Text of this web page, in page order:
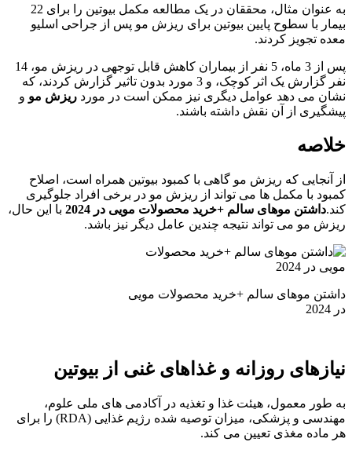
به عنوان مثال، محققان در یک مطالعه مکمل بیوتین را برای 22
بیمار با سطوح پایین بیوتین برای ریزش مو پس از جراحی اسلیو
معده تجویز کردند.
پس از 3 ماه، 5 نفر از بیماران کاهش قابل توجهی در ریزش مو، 14
نفر گزارش یک اثر کوچک، و 3 مورد بدون تاثیر گزارش کردند، که
نشان می دهد عوامل دیگری نیز ممکن است در مورد ریزش مو و
پیشگیری از آن نقش داشته باشند.
خلاصه
از آنجایی که ریزش مو گاهی با کمبود بیوتین همراه است، اصلاح
کمبود با مکمل ها می تواند از ریزش مو در برخی افراد جلوگیری
کند.داشتن موهای سالم +خرید محصولات مویی در 2024
با این حال،
ریزش مو می تواند نتیجه چندین عامل دیگر نیز باشد.
داشتن موهای سالم +خرید محصولات مویی
در 2024
نیازهای روزانه و غذاهای غنی از بیوتین
به طور معمول، هیئت غذا و تغذیه در آکادمی های ملی علوم،
مهندسی و پزشکی، میزان توصیه شده رژیم غذایی (RDA) را برای
هر ماده مغذی تعیین می کند.